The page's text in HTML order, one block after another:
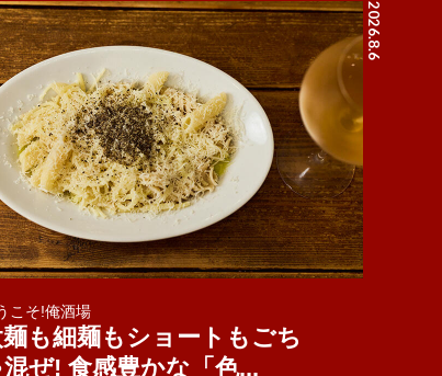
2026.8.6
こそ!俺酒場
も細麺もショートもごち
混ぜ! 食感豊かな「色...